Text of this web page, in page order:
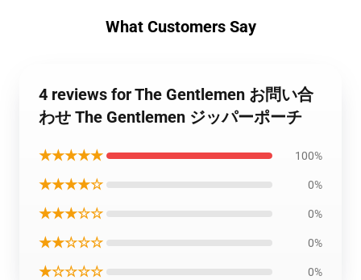
What Customers Say
4 reviews for The Gentlemen お問い合
わせ The Gentlemen ジッパーポーチ
★★★★★ 100%
★★★★☆ 0%
★★★☆☆ 0%
★★☆☆☆ 0%
★☆☆☆☆ 0%